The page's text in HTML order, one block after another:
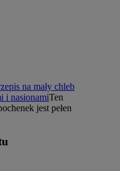
na mały chleb
i nasionamiTen
jest pełen